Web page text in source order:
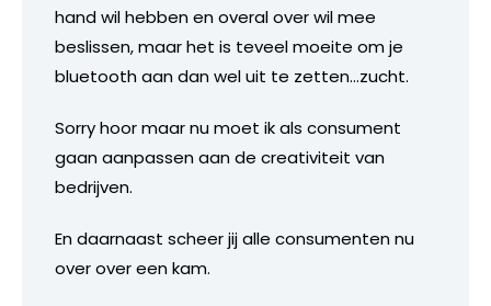
hand wil hebben en overal over wil mee
beslissen, maar het is teveel moeite om je
bluetooth aan dan wel uit te zetten…zucht.
Sorry hoor maar nu moet ik als consument
gaan aanpassen aan de creativiteit van
bedrijven.
En daarnaast scheer jij alle consumenten nu
over over een kam.